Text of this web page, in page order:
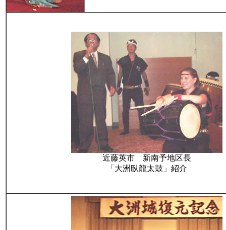
近藤英市 新南予地区長
「大洲臥龍太鼓」紹介